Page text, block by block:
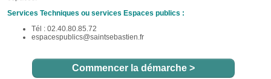
Commencer la démarche >